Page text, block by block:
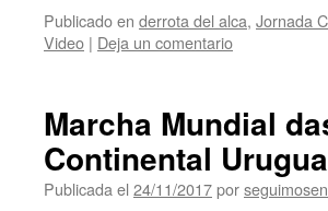
Publicado en derrota del alca, Jornada
Video | Deja un comentario
Marcha Mundial
Continental
Publicada el 24/11/2017por